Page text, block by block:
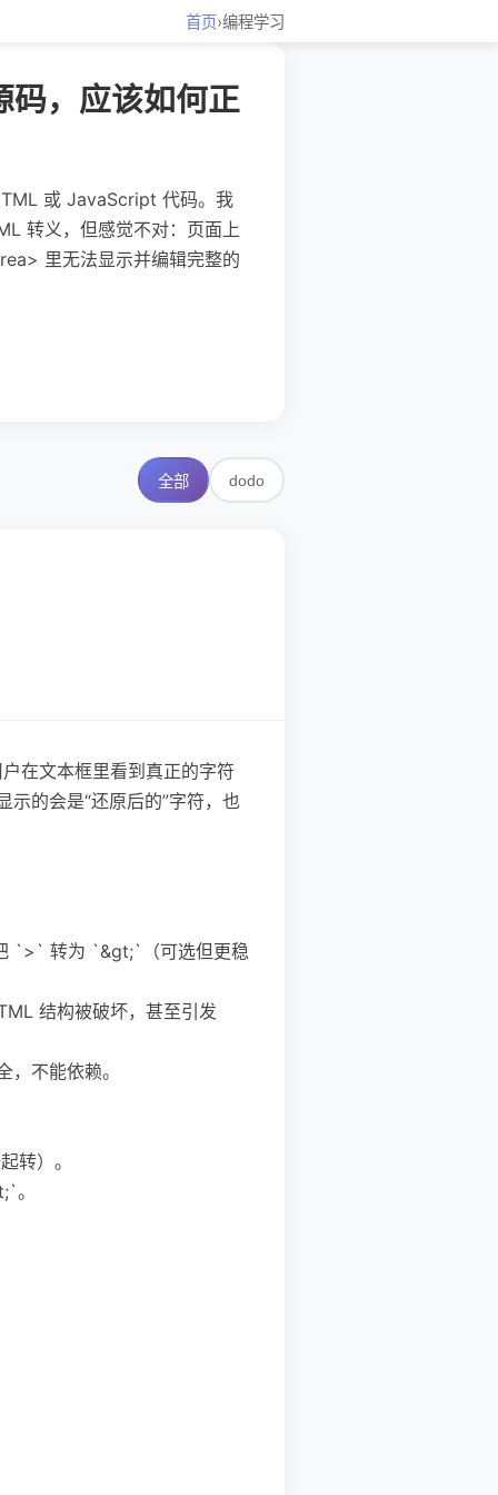
首页›编程学习
，应该如何正
或 JavaScript 代码。我
转义，但感觉不对：页面上
里无法显示并编辑完整的
全部 dodo
在文本框里看到真正的字符
的会是“还原后的”字符，也
`>` 转为 `&gt;`（可选但更稳
结构被破坏，甚至引发
不能依赖。
转）。
。